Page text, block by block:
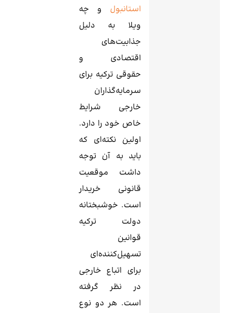
استانبول و چه
ویلا به دلیل
جذابیت‌های
اقتصادی و
حقوقی ترکیه برای
سرمایه‌گذاران
خارجی شرایط
خاص خود را دارد.
اولین نکته‌ای که
باید به آن توجه
داشت موقعیت
قانونی خریدار
است. خوشبختانه
دولت ترکیه
قوانین
تسهیل‌کننده‌ای
برای اتباع خارجی
در نظر گرفته
است. هر دو نوع